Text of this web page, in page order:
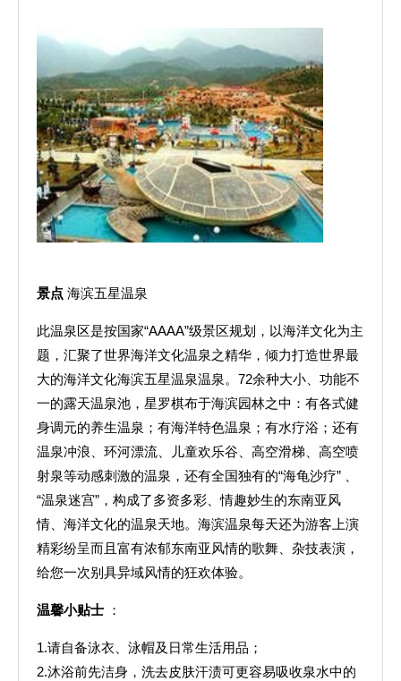
景点 海滨五星温泉
此温泉区是按国家“AAAA”级景区规划，以海洋文化为主
题，汇聚了世界海洋文化温泉之精华，倾力打造世界最
大的海洋文化海滨五星温泉温泉。72余种大小、功能不
一的露天温泉池，星罗棋布于海滨园林之中：有各式健
身调元的养生温泉；有海洋特色温泉；有水疗浴；还有
温泉冲浪、环河漂流、儿童欢乐谷、高空滑梯、高空喷
射泉等动感刺激的温泉，还有全国独有的“海龟沙疗” 、
“温泉迷宫”，构成了多资多彩、情趣妙生的东南亚风
情、海洋文化的温泉天地。海滨温泉每天还为游客上演
精彩纷呈而且富有浓郁东南亚风情的歌舞、杂技表演，
给您一次别具异域风情的狂欢体验。
温馨小贴士 ：
1.请自备泳衣、泳帽及日常生活用品；
2.沐浴前先洁身，洗去皮肤汗渍可更容易吸收泉水中的